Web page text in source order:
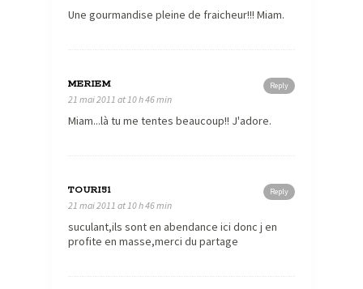
Une gourmandise pleine de fraicheur!!! Miam.
Reply
MERIEM
21 mai 2011 at 10 h 46 min
Miam...là tu me tentes beaucoup!! J'adore.
Reply
TOURI51
21 mai 2011 at 10 h 46 min
suculant,ils sont en abendance ici donc j en
profite en masse,merci du partage